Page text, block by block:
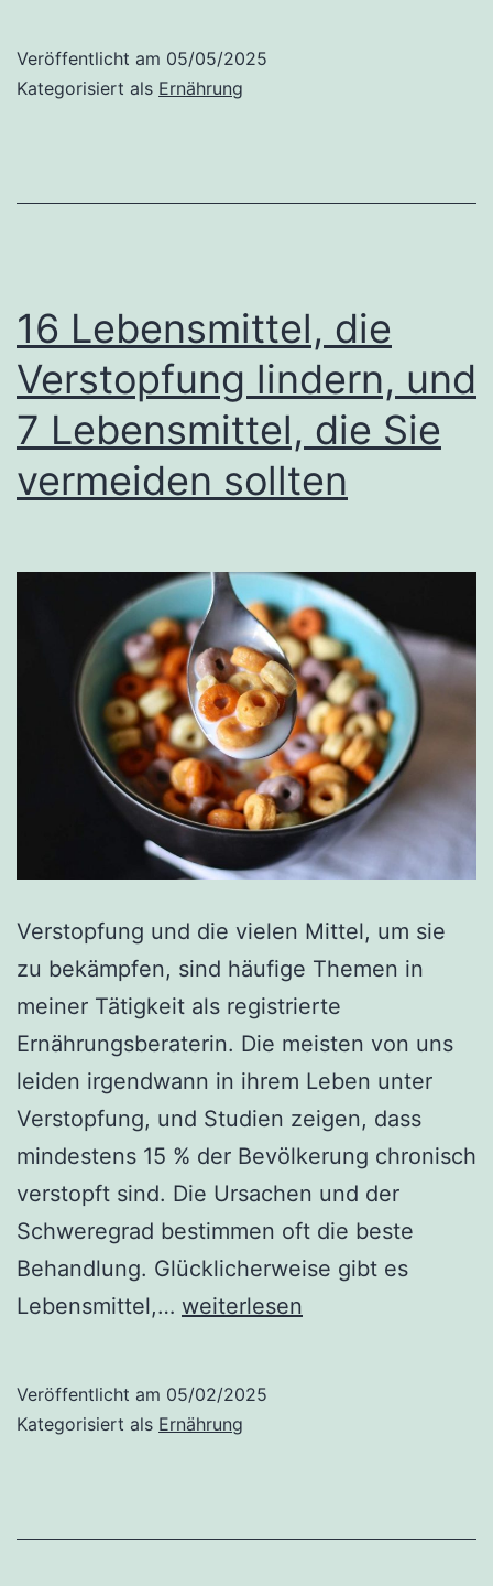
Veröffentlicht am 05/05/2025
Kategorisiert als Ernährung
16 Lebensmittel, die
Verstopfung lindern, und
7 Lebensmittel, die Sie
vermeiden sollten
Verstopfung und die vielen Mittel, um sie
zu bekämpfen, sind häufige Themen in
meiner Tätigkeit als registrierte
Ernährungsberaterin. Die meisten von uns
leiden irgendwann in ihrem Leben unter
Verstopfung, und Studien zeigen, dass
mindestens 15 % der Bevölkerung chronisch
verstopft sind. Die Ursachen und der
Schweregrad bestimmen oft die beste
Behandlung. Glücklicherweise gibt es
Lebensmittel,… 16
Verstopfung
weiterlesen
Veröffentlicht am 05/02/2025
Kategorisiert als Ernährung